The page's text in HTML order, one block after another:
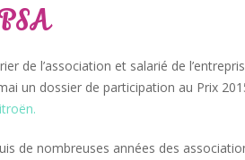
de l’association et salarié de
un dossier de participation au Prix
de nombreuses années des